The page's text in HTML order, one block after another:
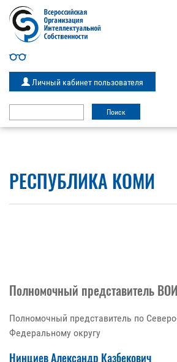
Личный кабинет пользователя
РЕСПУБЛИКА КОМИ
Полномочный представитель
Полномочный представитель по
Федеральному округу
Нинциев Александр Казбекович